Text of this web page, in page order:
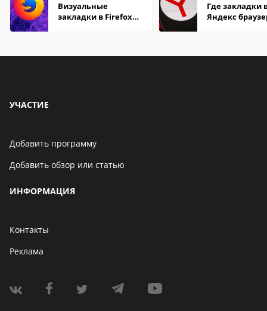
Визуальные
закладки в Firefox
Где закладки
Яндекс
УЧАСТИЕ
Добавить программу
Добавить обзор или статью
ИНФОРМАЦИЯ
Контакты
Реклама